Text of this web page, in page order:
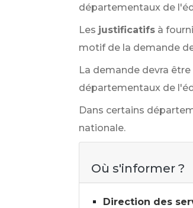
départementaux de
Les justificatifs à
motif de la demande
La demande devra
départementaux de
Dans certains
nationale.
Où s'informer ?
Direction des